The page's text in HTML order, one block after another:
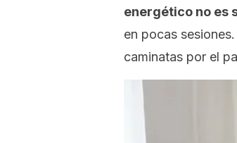
energético no es
en pocas
caminatas por el